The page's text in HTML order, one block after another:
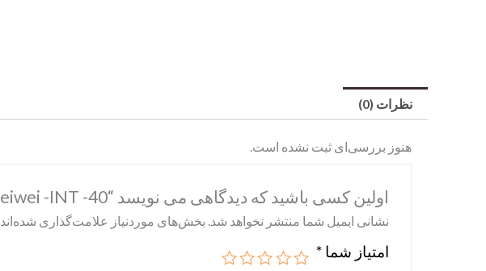
نظرات (0)
هنوز بررسی‌ای ثبت نشده است.
اولین کسی باشید که دیدگاهی می نویسد “40- Ai Weiwei -INT”
نشانی ایمیل شما منتشر نخواهد شد. بخش‌های موردنیاز علامت‌گذاری شده‌اند
امتیاز شما *